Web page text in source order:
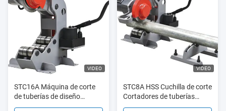
VIDEO
STC16A Máquina de corte
de tuberías de diseño
ergonómico 6" - 16"
VIDEO
STC8A HSS Cuchilla de corte
Cortadores de tuberías
eléctricos en el sitio